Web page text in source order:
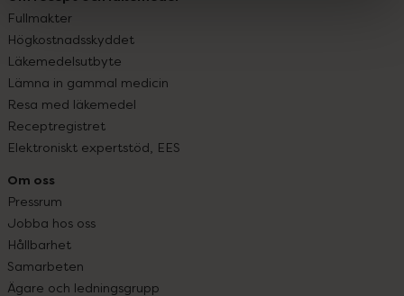
Fullmakter
Högkostnadsskyddet
Läkemedelsutbyte
Lämna in gammal medicin
Resa med läkemedel
Receptregistret
Elektroniskt expertstöd, EES
Om oss
Pressrum
Jobba hos oss
Hållbarhet
Samarbeten
Ägare och ledningsgrupp